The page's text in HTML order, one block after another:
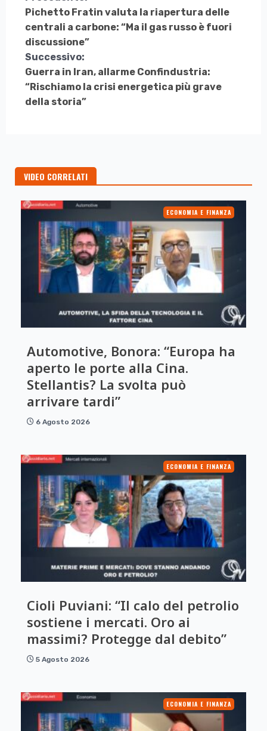
a
Leggere
Pichetto Fratin valuta la riapertura delle
centrali a carbone: “Ma il gas russo è fuori
discussione”
Successivo:
Guerra in Iran, allarme Confindustria:
“Rischiamo la crisi energetica più grave
della storia”
VIDEO CORRELATI
ECONOMIA E FINANZA
Automotive, Bonora: “Europa ha
aperto le porte alla Cina.
Stellantis? La svolta può
arrivare tardi”
6 Agosto 2026
ECONOMIA E FINANZA
Cioli Puviani: “Il calo del petrolio
sostiene i mercati. Oro ai
massimi? Protegge dal debito”
5 Agosto 2026
ECONOMIA E FINANZA